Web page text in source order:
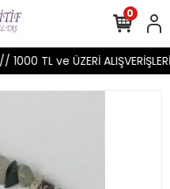
TL ve ÜZERİ
0